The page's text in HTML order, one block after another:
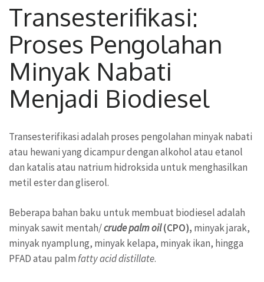
Transesterifikasi:
Proses Pengolahan
Minyak Nabati
Menjadi Biodiesel
Transesterifikasi adalah proses pengolahan minyak nabati
atau hewani yang dicampur dengan alkohol atau etanol
dan katalis atau natrium hidroksida untuk menghasilkan
metil ester dan gliserol.
Beberapa bahan baku untuk membuat biodiesel adalah
minyak sawit mentah/crude palm oil(CPO), minyak jarak,
minyak nyamplung, minyak kelapa, minyak ikan, hingga
PFAD atau palmfatty acid distillate.